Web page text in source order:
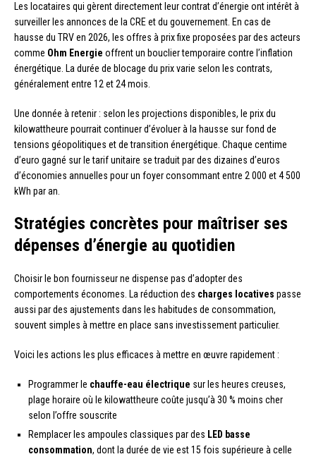
Les locataires qui gèrent directement leur contrat d’énergie ont intérêt à
surveiller les annonces de la CRE et du gouvernement. En cas de
hausse du TRV en 2026, les offres à prix fixe proposées par des acteurs
comme Ohm Energie offrent un bouclier temporaire contre l’inflation
énergétique. La durée de blocage du prix varie selon les contrats,
généralement entre 12 et 24 mois.
Une donnée à retenir : selon les projections disponibles, le prix du
kilowattheure pourrait continuer d’évoluer à la hausse sur fond de
tensions géopolitiques et de transition énergétique. Chaque centime
d’euro gagné sur le tarif unitaire se traduit par des dizaines d’euros
d’économies annuelles pour un foyer consommant entre 2 000 et 4 500
kWh par an.
Stratégies concrètes pour maîtriser ses
dépenses d’énergie au quotidien
Choisir le bon fournisseur ne dispense pas d’adopter des
comportements économes. La réduction des charges locatives passe
aussi par des ajustements dans les habitudes de consommation,
souvent simples à mettre en place sans investissement particulier.
Voici les actions les plus efficaces à mettre en œuvre rapidement :
Programmer le chauffe-eau électrique sur les heures creuses,
plage horaire où le kilowattheure coûte jusqu’à 30 % moins cher
selon l’offre souscrite
Remplacer les ampoules classiques par des LED basse
consommation, dont la durée de vie est 15 fois supérieure à celle